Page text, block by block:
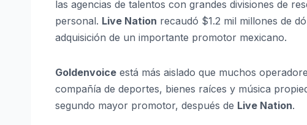
las agencias de talentos con grandes divisiones de
personal. Live Nation recaudó $1.2 mil millones de
adquisición de un importante promotor mexicano.
Goldenvoice está más aislado que muchos
compañía de deportes, bienes raíces y música
segundo mayor promotor, después de Live Nation.